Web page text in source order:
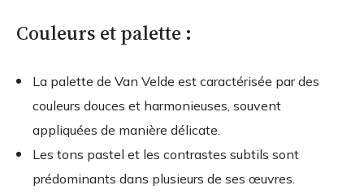
Couleurs et palette :
La palette de Van Velde est caractérisée par des
couleurs douces et harmonieuses, souvent
appliquées de manière délicate.
Les tons pastel et les contrastes subtils sont
prédominants dans plusieurs de ses œuvres.